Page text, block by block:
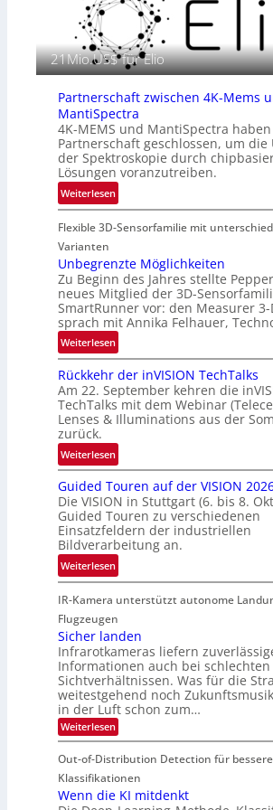
a
f
i
e
n
L
u
f
t
-
u
R
a
u
m
f
a
h
r
t
t
e
c
h
i
k
i
n
E
M
E
A
-
R
e
g
i
o
n
21Mio.US$ für Elio
Partnerschaft zwischen 4K-Mems
MantiSpectra
4K-MEMS und MantiSpectra
Partnerschaft geschlossen, um die
der Spektroskopie durch
Lösungen voranzutreiben.
Weiterlesen:
P
a
t
n
e
r
s
c
h
a
f
t
w
i
s
c
h
e
n
4
K
-
M
e
m
s
u
n
d
M
a
n
t
Flexible 3D-Sensorfamilie mit
Varianten
Unbegrenzte Möglichkeiten
Zu Beginn des Jahres stellte
neues Mitglied der 3D-
SmartRunner vor: den Measurer 3-
sprach mit Annika Felhauer,
Weiterlesen:
U
n
b
e
g
r
e
z
t
e
M
ö
g
l
i
c
h
k
e
i
t
e
Rückkehr der inVISION TechTalks
Am 22. September kehren die
TechTalks mit dem Webinar
Lenses & Illuminations aus der
zurück.
Weiterlesen:
R
ü
c
k
k
e
h
d
e
r
i
n
V
I
S
I
O
N
T
Guided Touren auf der VISION
Die VISION in Stuttgart (6. bis 8.
Guided Touren zu verschiedenen
Einsatzfeldern der industriellen
Bildverarbeitung an.
Weiterlesen:
G
u
i
d
e
d
T
o
u
r
u
IR-Kamera unterstützt autonome
Flugzeugen
Sicher landen
Infrarotkameras liefern
Informationen auch bei schlechten
Sichtverhältnissen. Was für die
weitestgehend noch
in der Luft schon zum…
Weiterlesen:
S
c
h
Out-of-Distribution Detection für bessere
Klassifikationen
Wenn die KI mitdenkt